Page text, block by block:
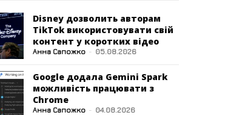
Disney дозволить авторам
TikTok використовувати свій
контент у коротких відео
Анна Сапожко - 05.08.2026
Google додала Gemini Spark
можливість працювати з
Chrome
Анна Сапожко - 04.08.2026